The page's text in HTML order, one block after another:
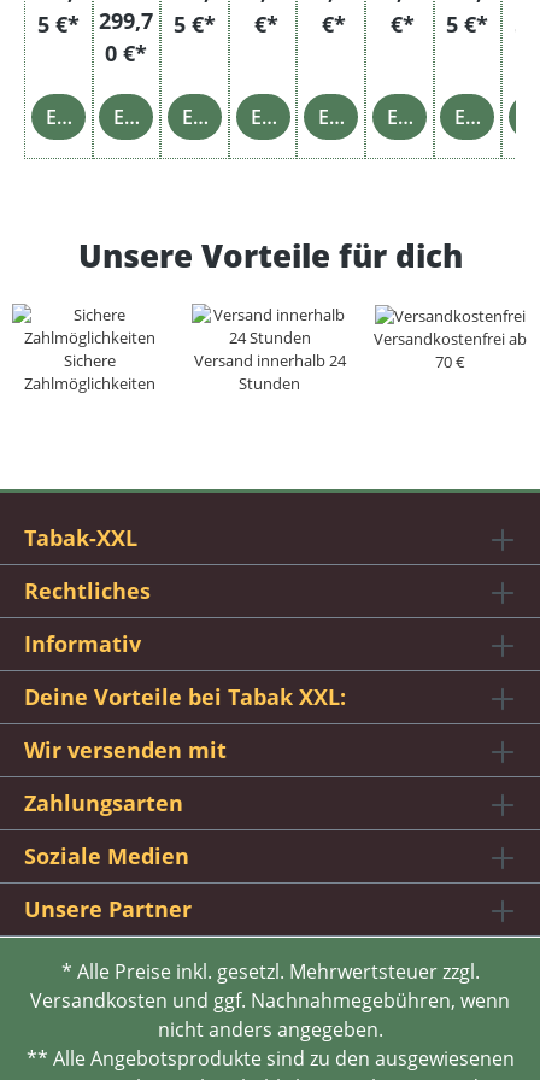
5 €*
Einzelheiten
299,7
0 €*
Einzelheiten
5 €*
Einzelheiten
€*
Einzelheiten
€*
Einzelheiten
€*
Einzelheiten
5 €*
Einzelheiten
5
Unsere Vorteile für dich
Sichere
Zahlmöglichkeiten
Versand innerhalb 24
Stunden
Versandkostenfrei ab
70 €
Tabak-XXL
Rechtliches
Informativ
Deine Vorteile bei Tabak XXL:
Wir versenden mit
Zahlungsarten
Soziale Medien
Unsere Partner
* Alle Preise inkl. gesetzl. Mehrwertsteuer zzgl.
Versandkosten und ggf. Nachnahmegebühren, wenn
nicht anders angegeben.
** Alle Angebotsprodukte sind zu den ausgewiesenen